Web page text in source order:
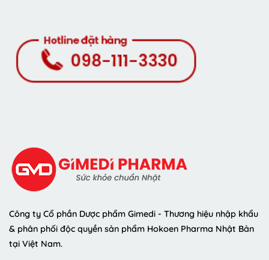
Công ty Cổ phần Dược phẩm Gimedi - Thương hiệu nhập khẩu
& phân phối độc quyền sản phẩm Hokoen Pharma Nhật Bản
tại Việt Nam.